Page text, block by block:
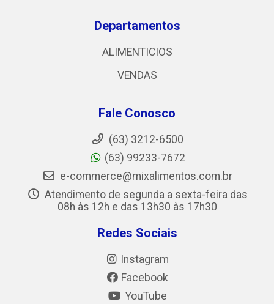
Departamentos
ALIMENTICIOS
VENDAS
Fale Conosco
(63) 3212-6500
(63) 99233-7672
e-commerce@mixalimentos.com.br
Atendimento de segunda a sexta-feira das
08h às 12h e das 13h30 às 17h30
Redes Sociais
Instagram
Facebook
YouTube